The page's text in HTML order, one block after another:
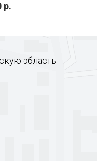
р.
область